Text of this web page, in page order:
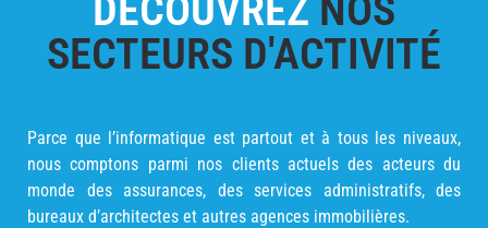
DÉCOUVREZ NOS
SECTEURS D'ACTIVITÉ
Parce que l’informatique est partout et à tous les niveaux,
nous comptons parmi nos clients actuels des acteurs du
monde des assurances, des services administratifs, des
bureaux d’architectes et autres agences immobilières.